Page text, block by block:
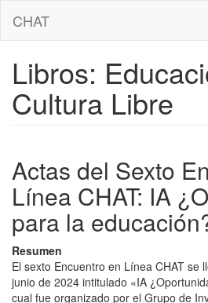
contenido
CHAT
Libros:
Cultura Libre
Actas del Sexto
Línea CHAT: IA
para la
Resumen
El sexto Encuentro en Línea CHAT se
junio de 2024 intitulado «IA
cual fue organizado por el Grupo de